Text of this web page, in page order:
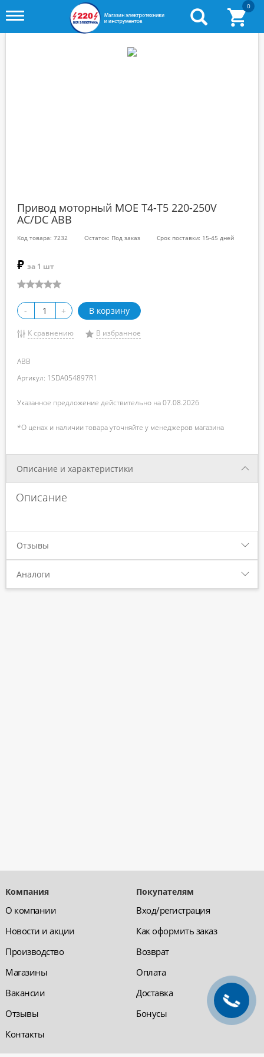
Toggle
0
Привод моторный MOE T4-T5 220-250V
AC/DC ABB
Код товара: 7232 Остаток: Под заказ Срок поставки: 15-45 дней
₽ за 1 шт
- + В корзину
К сравнению В избранное
ABB
Артикул: 1SDA054897R1
Указанное предложение действительно на 07.08.2026
*О ценах и наличии товара уточняйте у менеджеров магазина
Описание и характеристики
Описание
Отзывы
Аналоги
Компания
О компании
Новости и акции
Производство
Магазины
Вакансии
Отзывы
Контакты
Покупателям
Вход/регистрация
Как оформить заказ
Возврат
Оплата
Доставка
Бонусы